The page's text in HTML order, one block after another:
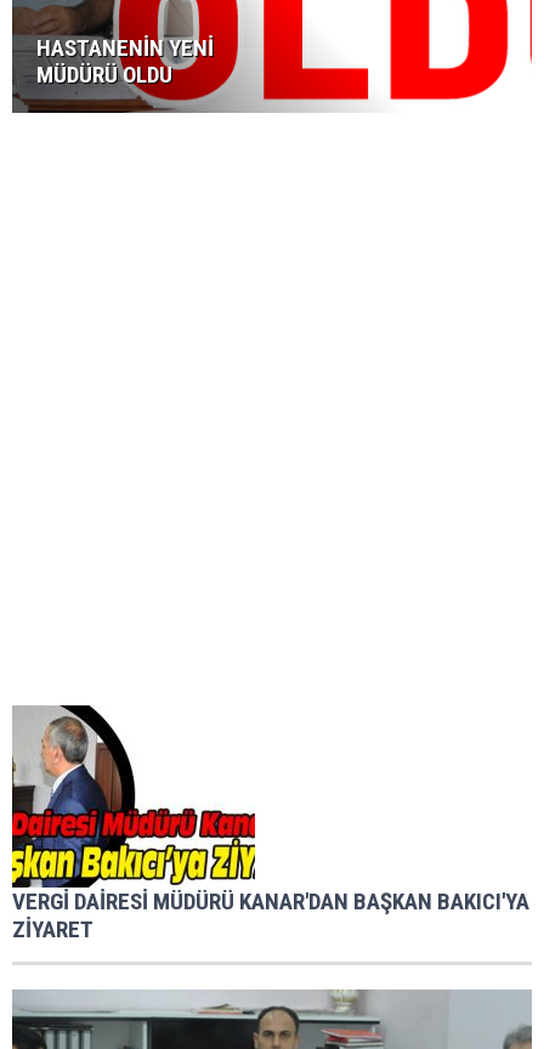
HASTANENİN YENİ
MÜDÜRÜ OLDU
VERGİ DAİRESİ MÜDÜRÜ KANAR'DAN BAŞKAN BAKICI'YA
ZİYARET